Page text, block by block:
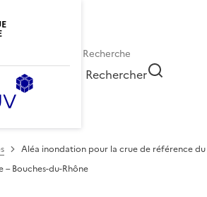
Rechercher
Aléa inondation pour la crue de référence du
– Bouches-du-Rhône